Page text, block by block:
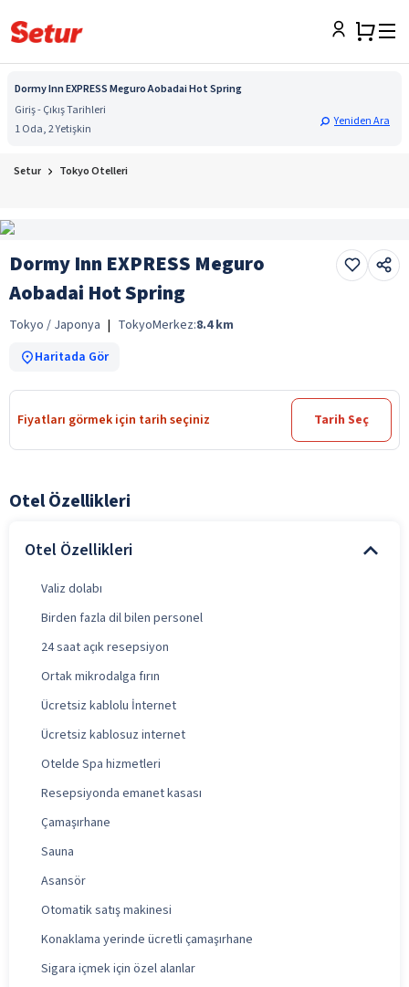
Dormy Inn EXPRESS Meguro Aobadai Hot Spring
Giriş - Çıkış Tarihleri
1 Oda, 2 Yetişkin
Yeniden Ara
Setur Tokyo Otelleri
Dormy Inn EXPRESS Meguro
Aobadai Hot Spring
Tokyo / Japonya | TokyoMerkez:8.4 km
Haritada Gör
Fiyatları görmek için tarih seçiniz Tarih Seç
Otel Özellikleri
Otel Özellikleri
Valiz dolabı
Birden fazla dil bilen personel
24 saat açık resepsiyon
Ortak mikrodalga fırın
Ücretsiz kablolu İnternet
Ücretsiz kablosuz internet
Otelde Spa hizmetleri
Resepsiyonda emanet kasası
Çamaşırhane
Sauna
Asansör
Otomatik satış makinesi
Konaklama yerinde ücretli çamaşırhane
Sigara içmek için özel alanlar